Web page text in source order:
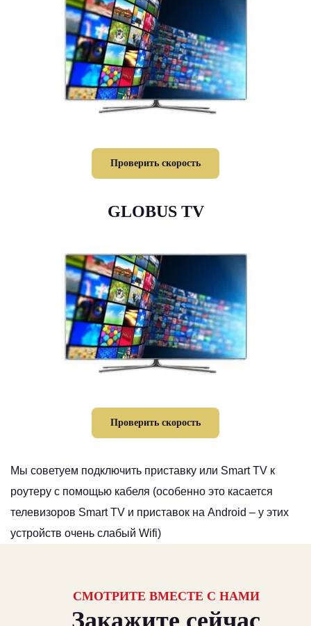
Проверить скорость
GLOBUS TV
Проверить скорость
Мы советуем подключить приставку или Smart TV к
роутеру с помощью кабеля (особенно это касается
телевизоров Smart TV и приставок на Android – у этих
устройств очень слабый Wifi)
СМОТРИТЕ ВМЕСТЕ С НАМИ